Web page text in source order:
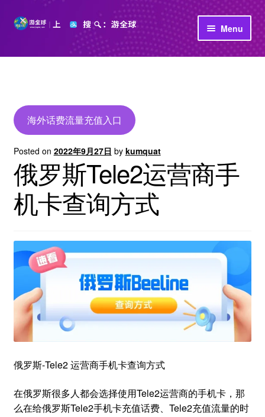
Skip
Skip
Menu
首页
公司介绍
海外话费流量充值入口
Posted on 2022年9月27日 by kumquat
俄罗斯Tele2运营商手
机卡查询方式
俄罗斯-Tele2 运营商手机卡查询方式
在俄罗斯很多人都会选择使用Tele2运营商的手机卡，那
么在给俄罗斯Tele2手机卡充值话费、Tele2充值流量的时